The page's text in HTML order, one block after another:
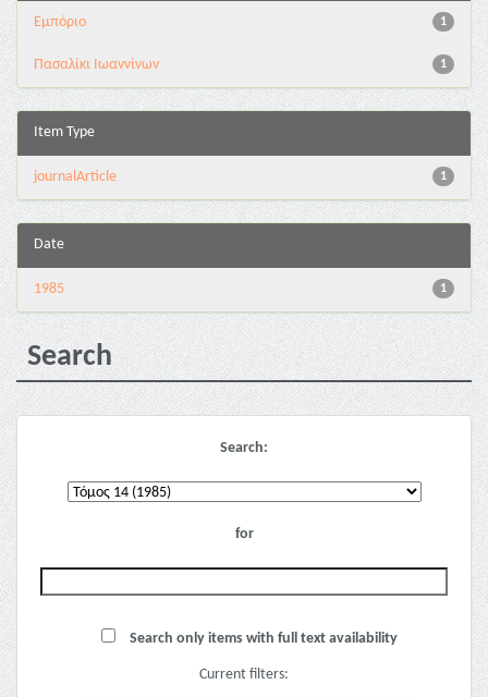
1
Εμπόριο
1
Πασαλίκι Ιωαννίνων
Item Type
1
journalArticle
Date
1
1985
Search
Search:
for
Search only items with full text availability
Current filters: